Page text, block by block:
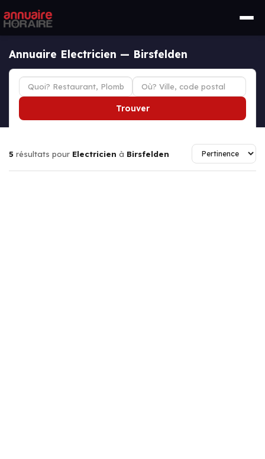
Annuaire Electricien — Birsfelden
Trouver
5 résultats pour Electricien à Birsfelden